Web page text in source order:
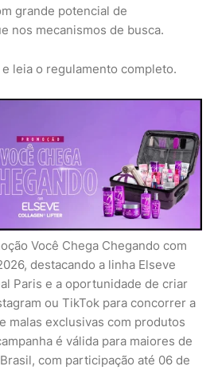
grande potencial de
nos mecanismos de busca.
e leia o regulamento completo.
Você Chega Chegando com
destacando a linha Elseve
Paris e a oportunidade de criar
ou TikTok para concorrer a
malas exclusivas com produtos
é válida para maiores de
com participação até 06 de